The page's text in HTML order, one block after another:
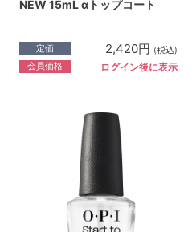
NEW 15mL αトップコート
定価 2,420円 (税込)
会員価格 ログイン後に表示